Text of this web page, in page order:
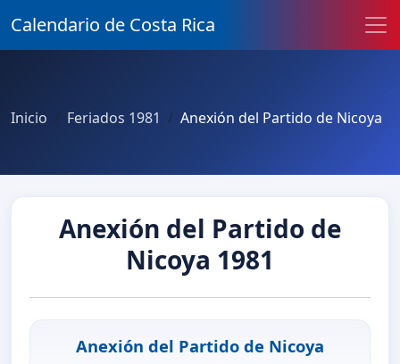
Calendario de Costa Rica
Inicio Feriados 1981 Anexión del Partido de Nicoya
Anexión del Partido de
Nicoya 1981
Anexión del Partido de Nicoya